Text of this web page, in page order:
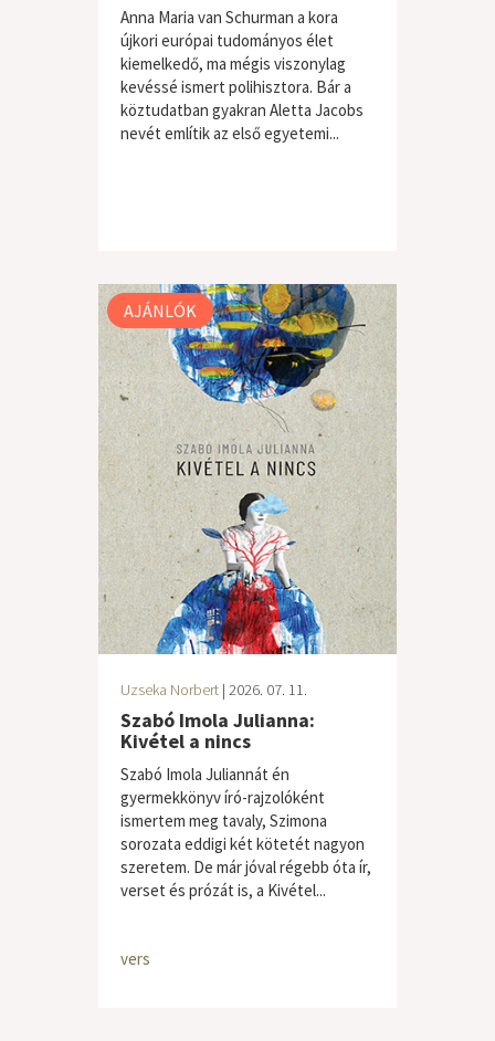
Anna Maria van Schurman a kora
újkori európai tudományos élet
kiemelkedő, ma mégis viszonylag
kevéssé ismert polihisztora. Bár a
köztudatban gyakran Aletta Jacobs
nevét említik az első egyetemi...
AJÁNLÓK
Uzseka Norbert | 2026. 07. 11.
Szabó Imola Julianna:
Kivétel a nincs
Szabó Imola Juliannát én
gyermekkönyv író-rajzolóként
ismertem meg tavaly, Szimona
sorozata eddigi két kötetét nagyon
szeretem. De már jóval régebb óta ír,
verset és prózát is, a Kivétel...
vers